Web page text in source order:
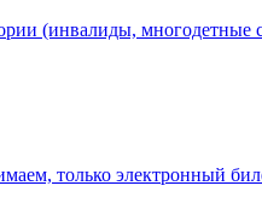
(инвалиды,
только электронный